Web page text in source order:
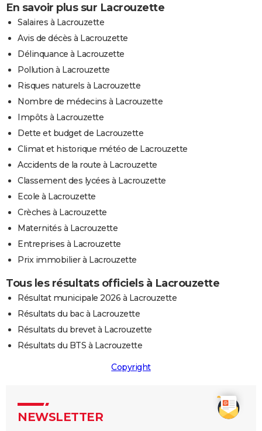
En savoir plus sur Lacrouzette
Salaires à Lacrouzette
Avis de décès à Lacrouzette
Délinquance à Lacrouzette
Pollution à Lacrouzette
Risques naturels à Lacrouzette
Nombre de médecins à Lacrouzette
Impôts à Lacrouzette
Dette et budget de Lacrouzette
Climat et historique météo de Lacrouzette
Accidents de la route à Lacrouzette
Classement des lycées à Lacrouzette
Ecole à Lacrouzette
Crèches à Lacrouzette
Maternités à Lacrouzette
Entreprises à Lacrouzette
Prix immobilier à Lacrouzette
Tous les résultats officiels à Lacrouzette
Résultat municipale 2026 à Lacrouzette
Résultats du bac à Lacrouzette
Résultats du brevet à Lacrouzette
Résultats du BTS à Lacrouzette
Copyright
NEWSLETTER